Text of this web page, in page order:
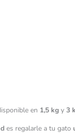
en 1,5 kg y 3
es regalarle a tu gato